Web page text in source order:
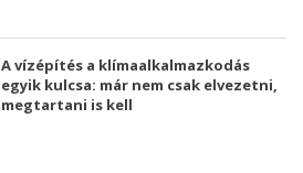
A vízépítés a klímaalkalmazkodás
egyik kulcsa: már nem csak elvezetni,
megtartani is kell